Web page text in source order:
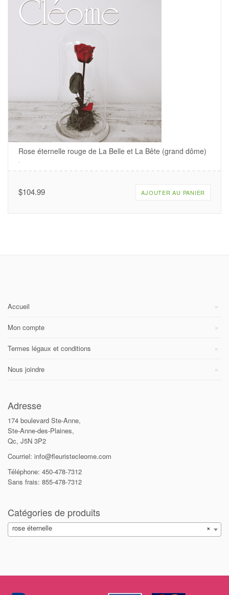
Rose éternelle rouge de La Belle et La Bête (grand dôme)
$104.99 AJOUTER AU PANIER
Accueil
Mon compte
Termes légaux et conditions
Nous joindre
Adresse
174 boulevard Ste-Anne,
Ste-Anne-des-Plaines,
Qc, J5N 3P2
Courriel: info@fleuristecleome.com
Téléphone: 450-478-7312
Sans frais: 855-478-7312
Catégories de produits
×
rose éternelle